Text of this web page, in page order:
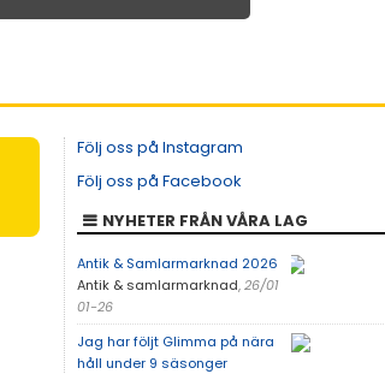
Följ oss på Instagram
Följ oss på Facebook
NYHETER FRÅN VÅRA LAG
Antik & Samlarmarknad 2026
Antik & samlarmarknad,26/01
01-26
Jag har följt Glimma på nära
håll under 9 säsonger